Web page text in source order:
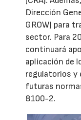
Dirección
GROW) para
sector. Para
continuará
aplicación de
regulatorios y
futuras
8100-2.